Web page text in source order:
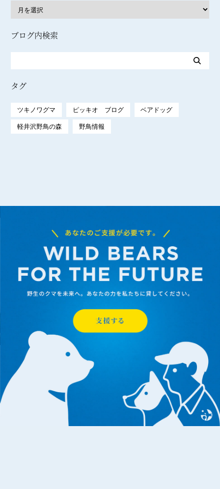
ブログ内検索
タグ
ツキノワグマ ピッキオ ブログ ベアドッグ
軽井沢野鳥の森 野鳥情報